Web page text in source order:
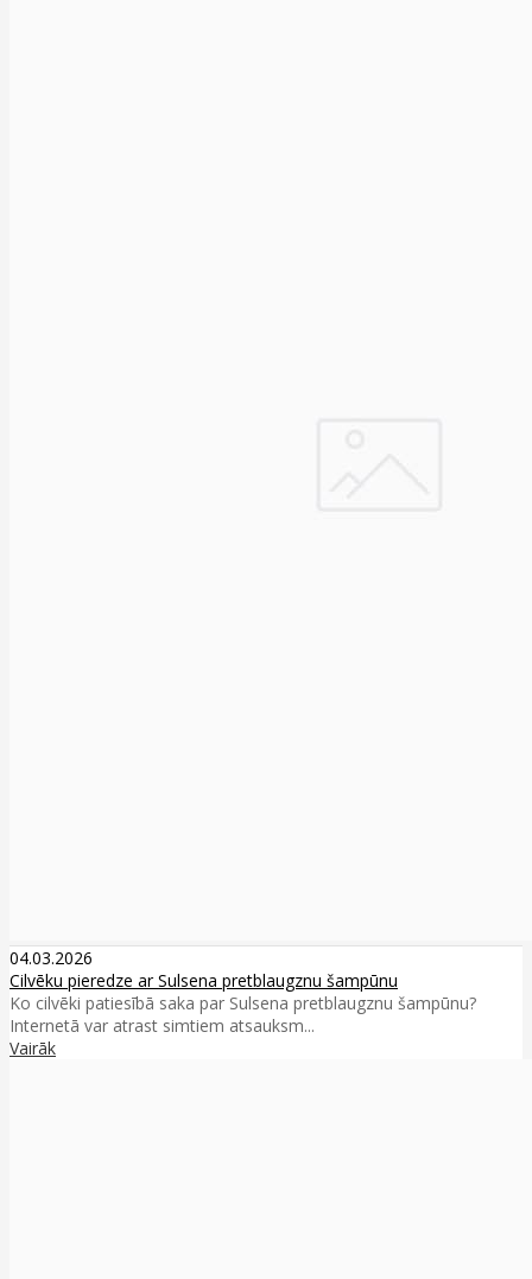
04.03.2026
Cilvēku pieredze ar Sulsena pretblaugznu šampūnu
Ko cilvēki patiesībā saka par Sulsena pretblaugznu šampūnu?
Internetā var atrast simtiem atsauksm...
Vairāk